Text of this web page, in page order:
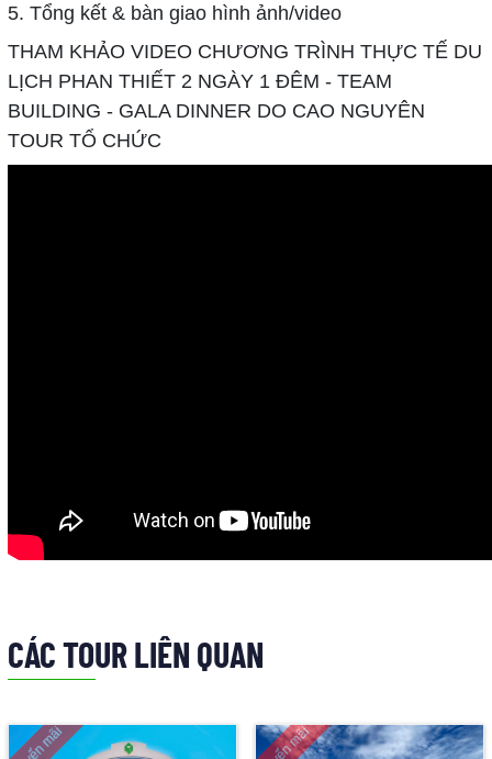
5. Tổng kết & bàn giao hình ảnh/video
THAM KHẢO VIDEO CHƯƠNG TRÌNH THỰC TẾ DU
LỊCH PHAN THIẾT 2 NGÀY 1 ĐÊM - TEAM
BUILDING - GALA DINNER DO CAO NGUYÊN
TOUR TỔ CHỨC
CÁC TOUR LIÊN QUAN